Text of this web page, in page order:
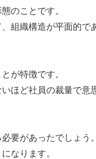
のことです。
組織構造が平面的で
が特徴です。
ほど社員の裁量で意
要があったでしょう。
なります。